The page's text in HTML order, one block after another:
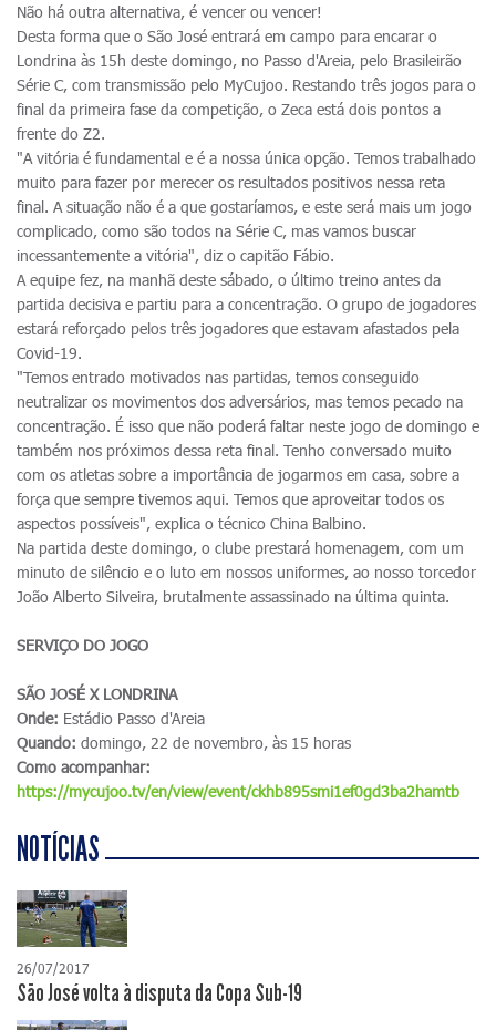
Não há outra alternativa, é vencer ou vencer!
Desta forma que o São José entrará em campo para encarar o
Londrina às 15h deste domingo, no Passo d'Areia, pelo Brasileirão
Série C, com transmissão pelo MyCujoo. Restando três jogos para o
final da primeira fase da competição, o Zeca está dois pontos a
frente do Z2.
"A vitória é fundamental e é a nossa única opção. Temos trabalhado
muito para fazer por merecer os resultados positivos nessa reta
final. A situação não é a que gostaríamos, e este será mais um jogo
complicado, como são todos na Série C, mas vamos buscar
incessantemente a vitória", diz o capitão Fábio.
A equipe fez, na manhã deste sábado, o último treino antes da
partida decisiva e partiu para a concentração. O grupo de jogadores
estará reforçado pelos três jogadores que estavam afastados pela
Covid-19.
"Temos entrado motivados nas partidas, temos conseguido
neutralizar os movimentos dos adversários, mas temos pecado na
concentração. É isso que não poderá faltar neste jogo de domingo e
também nos próximos dessa reta final. Tenho conversado muito
com os atletas sobre a importância de jogarmos em casa, sobre a
força que sempre tivemos aqui. Temos que aproveitar todos os
aspectos possíveis", explica o técnico China Balbino.
Na partida deste domingo, o clube prestará homenagem, com um
minuto de silêncio e o luto em nossos uniformes, ao nosso torcedor
João Alberto Silveira, brutalmente assassinado na última quinta.
SERVIÇO DO JOGO
SÃO JOSÉ X LONDRINA
Onde: Estádio Passo d'Areia
Quando: domingo, 22 de novembro, às 15 horas
Como acompanhar:
https://mycujoo.tv/en/view/event/ckhb895smi1ef0gd3ba2hamtb
NOTÍCIAS
26/07/2017
São José volta à disputa da Copa Sub-19